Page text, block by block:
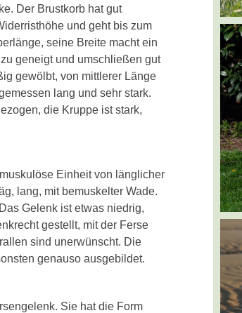
Der Brustkorb hat gut
und geht bis zum
seine Breite macht ein
geneigt und umschließen gut
gewölbt, von mittlerer Länge
lang und sehr stark.
die Kruppe ist stark,
Einheit von länglicher
lang, mit bemuskelter Wade.
Gelenk ist etwas niedrig,
gestellt, mit der Ferse
sind unerwünscht. Die
genauso ausgebildet.
Sie hat die Form